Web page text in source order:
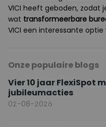
VICI heeft geboden, zodat
wat transformeerbare
VICI een interessante optie
Onze populaire blogs
Vier 10 jaar FlexiSpot
jubileumacties
02-08-2026